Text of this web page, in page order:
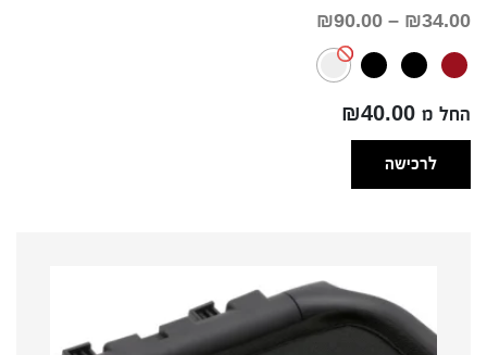
₪34.00
–
₪90.00
החל מ ₪40.00
לרכישה